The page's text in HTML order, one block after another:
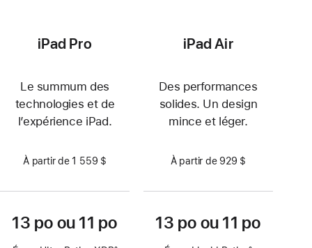
iPad Pro
Le summum des
technologies et de
l’expérience iPad.
À partir de 1 559 $
13 po ou 11 po
iPad Air
Des performances
solides. Un design
mince et léger.
À partir de 929 $
13 po ou 11 po